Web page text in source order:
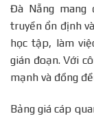
Đà Nẵng mang
truyền ổn định
học tập, làm
gián đoạn. Với
mạnh và đồng
Bảng giá cáp